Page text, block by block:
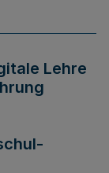
Lehre